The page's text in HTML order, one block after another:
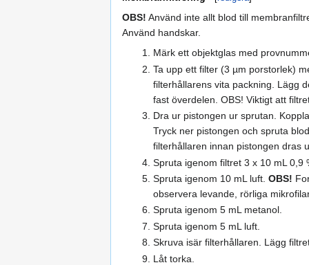
OBS! Använd inte allt blod till
Använd handskar.
Märk ett objektglas med
Ta upp ett filter (3 µm porstorlek)
filterhållarens vita packning. Lägg
fast överdelen. OBS! Viktigt att
Dra ur pistongen ur sprutan.
Tryck ner pistongen och spruta
filterhållaren innan pistongen dras
Spruta igenom filtret 3 x 10 mL 0,9
Spruta igenom 10 mL luft. OBS!
observera levande, rörliga
Spruta igenom 5 mL metanol.
Spruta igenom 5 mL luft.
Skruva isär filterhållaren. Lägg
Låt torka.